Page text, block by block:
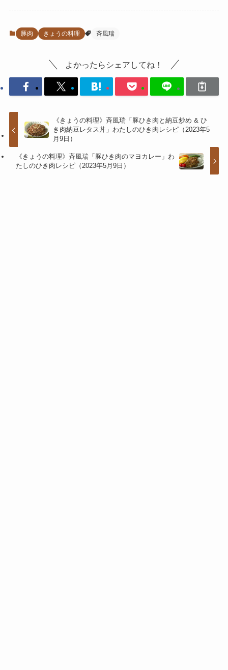
豚肉 きょうの料理 斉風瑞
よかったらシェアしてね！
《きょうの料理》斉風瑞「豚ひき肉と納豆炒め & ひ
き肉納豆レタス丼」わたしのひき肉レシピ（2023年5
月9日）
《きょうの料理》斉風瑞「豚ひき肉のマヨカレー」わ
たしのひき肉レシピ（2023年5月9日）